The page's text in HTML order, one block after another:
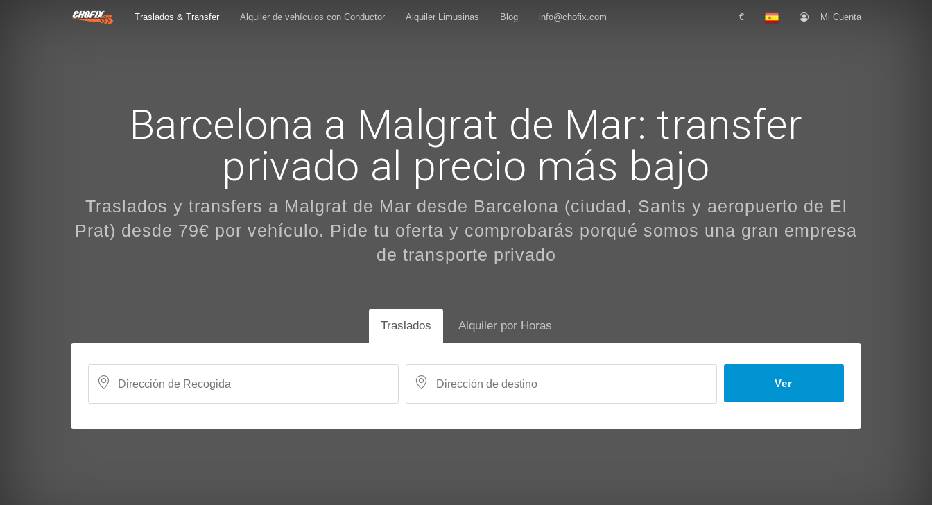
Traslados & Transfer Alquiler de vehículos con Conductor Alquiler Limusinas Blog info@chofix.com € Mi Cuenta
Barcelona a Malgrat de Mar: transfer
privado al precio más bajo
Traslados y transfers a Malgrat de Mar desde Barcelona (ciudad, Sants y aeropuerto de El
Prat) desde 79€ por vehículo. Pide tu oferta y comprobarás porqué somos una gran empresa
de transporte privado
Traslados Alquiler por Horas
Ver